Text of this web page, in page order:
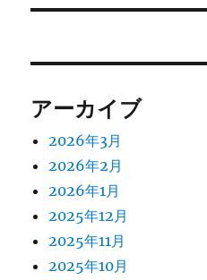
アーカイブ
2026年3月
2026年2月
2026年1月
2025年12月
2025年11月
2025年10月